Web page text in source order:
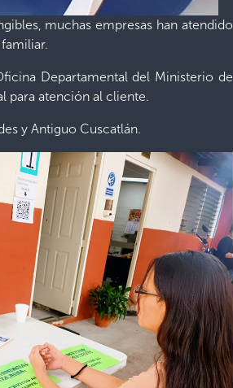
muchas empresas han atendido
Departamental del Ministerio de
para atención al cliente.
y Antiguo Cuscatlán.